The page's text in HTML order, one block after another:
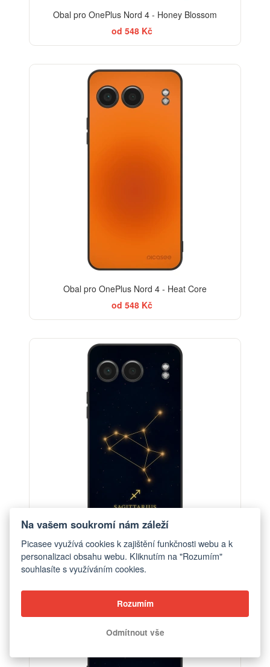
Obal pro OnePlus Nord 4 - Honey Blossom
od 548 Kč
Obal pro OnePlus Nord 4 - Heat Core
od 548 Kč
Obal pro OnePlus Nord 4 - SAGITTARIUS
Na vašem soukromí nám záleží
Picasee využívá cookies k zajištění funkčnosti webu a k
personalizaci obsahu webu. Kliknutím na "Rozumím"
souhlasíte s využíváním cookies.
Rozumím
Odmítnout vše